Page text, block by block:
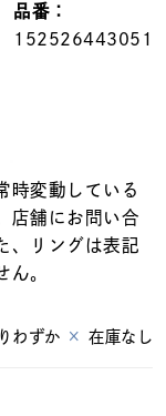
品番：
152526443051
時変動している
店舗にお問い合
、リングは表記
ん。
わずか × 在庫なし